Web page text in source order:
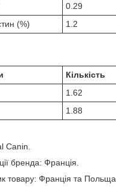
0.29
(%)
1.2
Кількість
1.62
1.88
Canin.
бренда: Франція.
товару: Франція та Польща.